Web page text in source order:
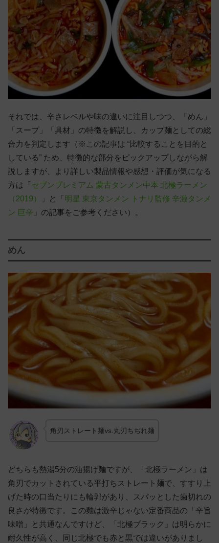
それでは、辛さレベルや味の違いに注目しつつ、「めん」
「スープ」「具材」の特徴を解説し、カップ麺としての総
合力を判定します（※この記事は “比較することを目的と
している” ため、特徴的な部分をピックアップしながら解
説しますが、より詳しい製品情報や感想・評価が気になる
方は「 セブンプレミアム 蒙古タンメン中本 北極ラーメン
（2019）
」と「 明星 東京タンメン トナリ監修 辛激タンメ
ン 巨辛 」の記事をご参考ください）。
めん
角刃ストレート麺vs.丸刃ちぢれ麺
どちらも熱湯5分の油揚げ麺ですが、「北極ラーメン」は
角刃でカットされている平打ちストレート麺で、すすり上
げた時の口当たりにも輪郭があり、スパッとした歯切れの
良さが特徴です。この麺は激辛じゃない定番商品の「辛旨
味噌」と共通なんですけど、「北極ブラック」は明らかに
耐久性が高く、同じ北極でも赤と黒では違いがありまし